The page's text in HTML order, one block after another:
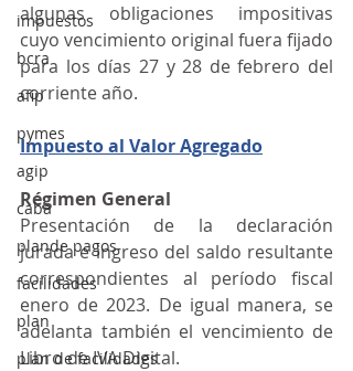
impuestos
bcra
afip
pymes
agip
caba
plande pagos
facilidades
plan
plan de facilidades
algunas obligaciones impositivas
cuyo vencimiento original fuera fijado
para los días 27 y 28 de febrero del
corriente año.
Impuesto al Valor Agregado
Régimen General
Presentación de la declaración
jurada e ingreso del saldo resultante
correspondientes al período fiscal
enero de 2023. De igual manera, se
adelanta también el vencimiento de
Libro de IVA Digital.